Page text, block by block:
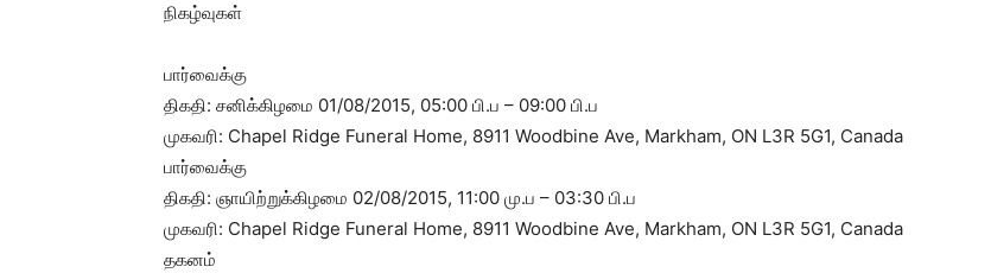
நிகழ்வுகள்
பார்வைக்கு
திகதி: சனிக்கிழமை 01/08/2015, 05:00 பி.ப – 09:00 பி.ப
முகவரி: Chapel Ridge Funeral Home, 8911 Woodbine Ave, Markham, ON L3R 5G1, Canada
பார்வைக்கு
திகதி: ஞாயிற்றுக்கிழமை 02/08/2015, 11:00 மு.ப – 03:30 பி.ப
முகவரி: Chapel Ridge Funeral Home, 8911 Woodbine Ave, Markham, ON L3R 5G1, Canada
தகனம்